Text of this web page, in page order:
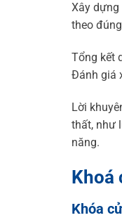
Xây dựng
theo
Tổng kết
Đánh giá
Lời
thất, như
năng.
Khoá
Khóa